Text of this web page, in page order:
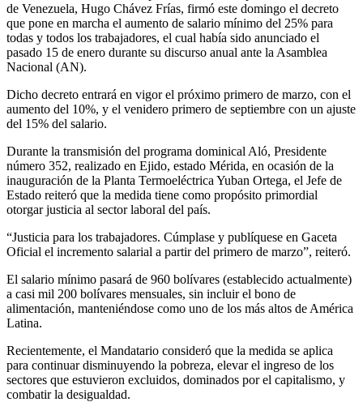
de Venezuela, Hugo Chávez Frías, firmó este domingo el decreto
que pone en marcha el aumento de salario mínimo del 25% para
todas y todos los trabajadores, el cual había sido anunciado el
pasado 15 de enero durante su discurso anual ante la Asamblea
Nacional (AN).
Dicho decreto entrará en vigor el próximo primero de marzo, con el
aumento del 10%, y el venidero primero de septiembre con un ajuste
del 15% del salario.
Durante la transmisión del programa dominical Aló, Presidente
número 352, realizado en Ejido, estado Mérida, en ocasión de la
inauguración de la Planta Termoeléctrica Yuban Ortega, el Jefe de
Estado reiteró que la medida tiene como propósito primordial
otorgar justicia al sector laboral del país.
“Justicia para los trabajadores. Cúmplase y publíquese en Gaceta
Oficial el incremento salarial a partir del primero de marzo”, reiteró.
El salario mínimo pasará de 960 bolívares (establecido actualmente)
a casi mil 200 bolívares mensuales, sin incluir el bono de
alimentación, manteniéndose como uno de los más altos de América
Latina.
Recientemente, el Mandatario consideró que la medida se aplica
para continuar disminuyendo la pobreza, elevar el ingreso de los
sectores que estuvieron excluidos, dominados por el capitalismo, y
combatir la desigualdad.